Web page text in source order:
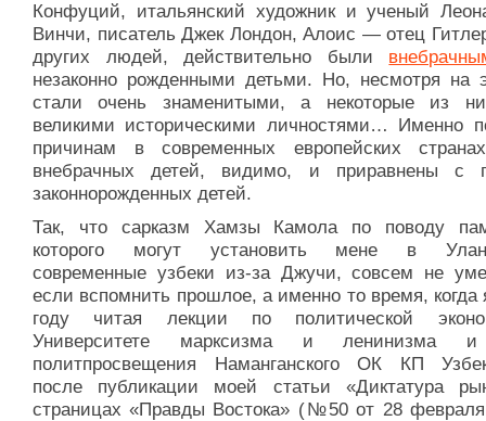
Конфуций, итальянский художник и ученый
Винчи, писатель Джек Лондон, Алоис — отец
других людей, действительно были
незаконно рожденными детьми. Но, несмотря на
стали очень знаменитыми, а некоторые из
великими историческими личностями… Именно
причинам в современных европейских
внебрачных детей, видимо, и приравнены с
законнорожденных детей.
Так, что сарказм Хамзы Камола по поводу
которого могут установить мене в Улан-
современные узбеки из-за Джучи, совсем не
если вспомнить прошлое, а именно то время, когда
году читая лекции по политической
Университете марксизма и ленинизма
политпросвещения Наманганского ОК КП
после публикации моей статьи «Диктатура
страницах «Правды Востока» (№50 от 28 февраля